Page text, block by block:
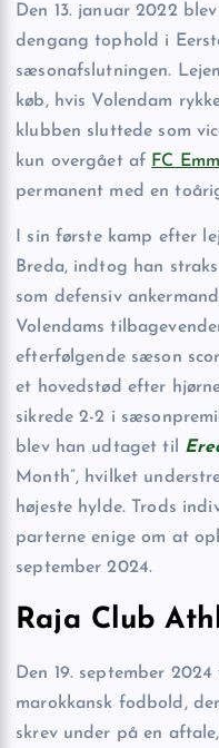
Den 13. januar 2022
dengang tophold i
sæsonafslutningen.
køb, hvis Volendam
klubben sluttede som
kun overgået af FC
permanent med en
I sin første kamp efter
Breda, indtog han
som defensiv
Volendams
efterfølgende sæson
et hovedstød efter
sikrede 2-2 i
blev han udtaget til
Month”, hvilket
højeste hylde. Trods
parterne enige om at
september 2024.
Raja Club
Den 19. september
marokkansk fodbold,
skrev under på en